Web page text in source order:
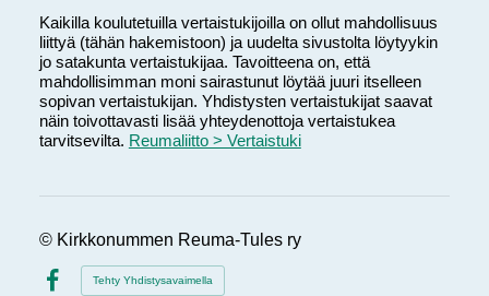
Kaikilla koulutetuilla vertaistukijoilla on ollut mahdollisuus
liittyä (tähän hakemistoon) ja uudelta sivustolta löytyykin
jo satakunta vertaistukijaa. Tavoitteena on, että
mahdollisimman moni sairastunut löytää juuri itselleen
sopivan vertaistukijan. Yhdistysten vertaistukijat saavat
näin toivottavasti lisää yhteydenottoja vertaistukea
tarvitsevilta. Reumaliitto > Vertaistuki
© Kirkkonummen Reuma-Tules ry
Tehty Yhdistysavaimella